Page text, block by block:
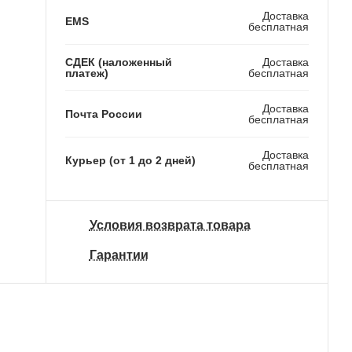
EMS
Доставка
бесплатная
СДЕК (наложенный
платеж)
Доставка
бесплатная
Почта России
Доставка
бесплатная
Курьер (от 1 до 2 дней)
Доставка
бесплатная
Условия возврата товара
Гарантии